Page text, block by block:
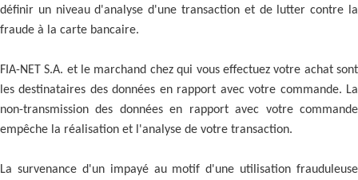
définir un niveau d'analyse d'une transaction et de lutter contre la
fraude à la carte bancaire.
FIA-NET S.A. et le marchand chez qui vous effectuez votre achat sont
les destinataires des données en rapport avec votre commande. La
non-transmission des données en rapport avec votre commande
empêche la réalisation et l'analyse de votre transaction.
La survenance d'un impayé au motif d'une utilisation frauduleuse